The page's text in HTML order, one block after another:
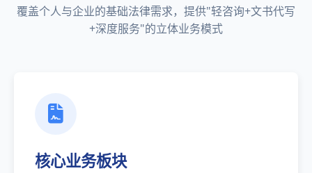
覆盖个人与企业的基础法律需求，提供"轻咨询+文书代写
+深度服务"的立体业务模式
核心业务板块